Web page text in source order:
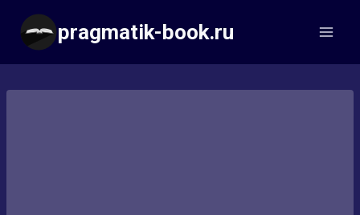
Перейти
содержимому
pragmatik-book.ru